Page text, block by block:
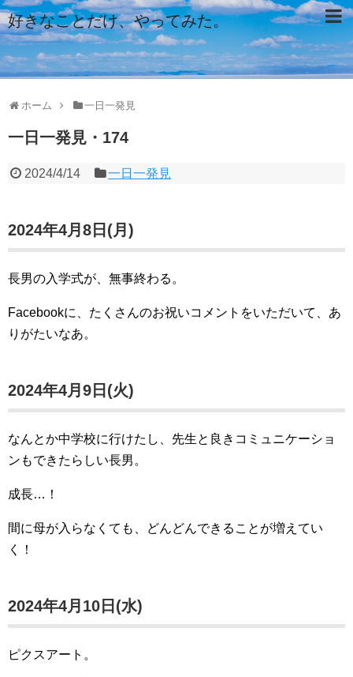
好きなことだけ、やってみた。
ホーム 一日一発見
一日一発見・174
2024/4/14 一日一発見
2024年4月8日(月)
長男の入学式が、無事終わる。
Facebookに、たくさんのお祝いコメントをいただいて、あ
りがたいなあ。
2024年4月9日(火)
なんとか中学校に行けたし、先生と良きコミュニケーショ
ンもできたらしい長男。
成長…！
間に母が入らなくても、どんどんできることが増えてい
く！
2024年4月10日(水)
ピクスアート。